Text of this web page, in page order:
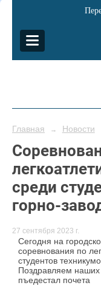
Главная → Новости
среди
горно-
27 сентября 2023 г.
Сегодня на
соревнования по
студентов
Поздравляем
пъедестал почета